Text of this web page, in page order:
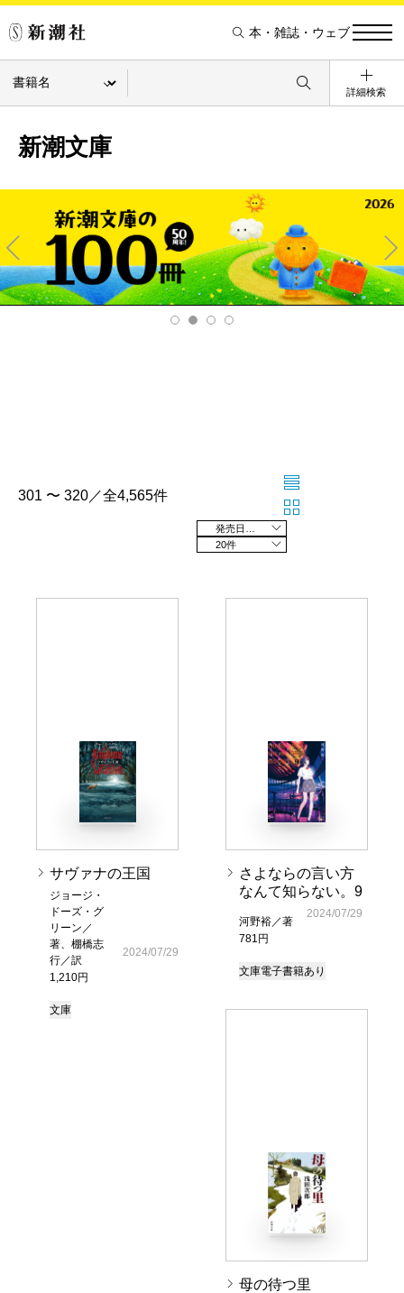
本・雑誌・ウェブ
詳細検索
新潮文庫
Pre
v
Ne
xt
301 〜 320／全4,565件
20件
サヴァナの王国
ジョージ・
ドーズ・グ
リーン／
著、棚橋志
行／訳
1,210円
2024/07/29
文庫
さよならの言い方
なんて知らない。9
河野裕／著
781円
2024/07/29
文庫電子書籍あり
母の待つ里